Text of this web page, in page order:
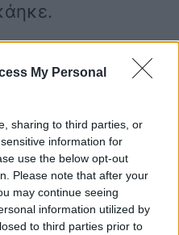
My Personal
sharing to third parties, or
information for
use the below opt-out
Please note that after your
may continue seeing
information utilized by
to third parties prior to
στο
νησίδα της
η πυροσβεστική